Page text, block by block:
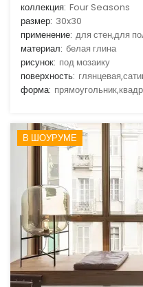
коллекция: Four Seasons
размер: 30x30
применение: для стен,для
материал: белая глина
рисунок: под мозаику
поверхность:
форма:
В ШОУРУМЕ